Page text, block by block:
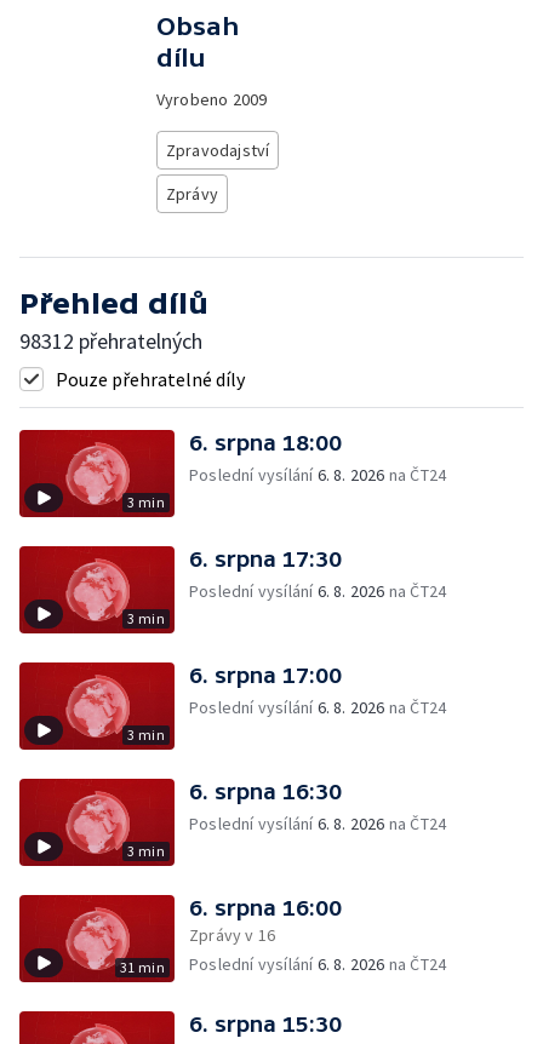
Obsah
dílu
Vyrobeno 2009
Zpravodajství
Zprávy
Přehled dílů
98312 přehratelných
Pouze přehratelné díly
3 min
6. srpna 18:00
Poslední vysílání6. 8. 2026 na ČT24
3 min
6. srpna 17:30
Poslední vysílání6. 8. 2026 na ČT24
3 min
6. srpna 17:00
Poslední vysílání6. 8. 2026 na ČT24
3 min
6. srpna 16:30
Poslední vysílání6. 8. 2026 na ČT24
31 min
6. srpna 16:00
Zprávy v 16
Poslední vysílání6. 8. 2026 na ČT24
6. srpna 15:30